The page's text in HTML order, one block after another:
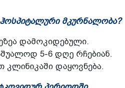
მკურნალობა?
დამოკიდებული.
5-6 დღე რჩებიან.
კლინიკაში დაყოვნება.